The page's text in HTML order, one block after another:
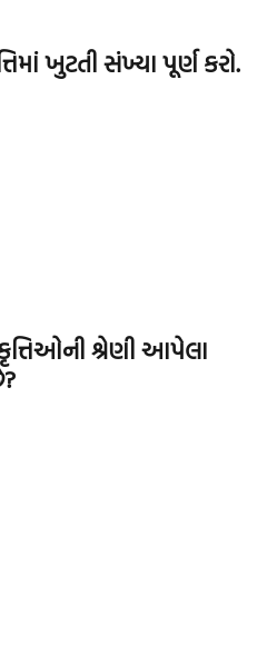
ખુટતી સંખ્યા પૂર્ણ કરો.
શ્રેણી આપેલા